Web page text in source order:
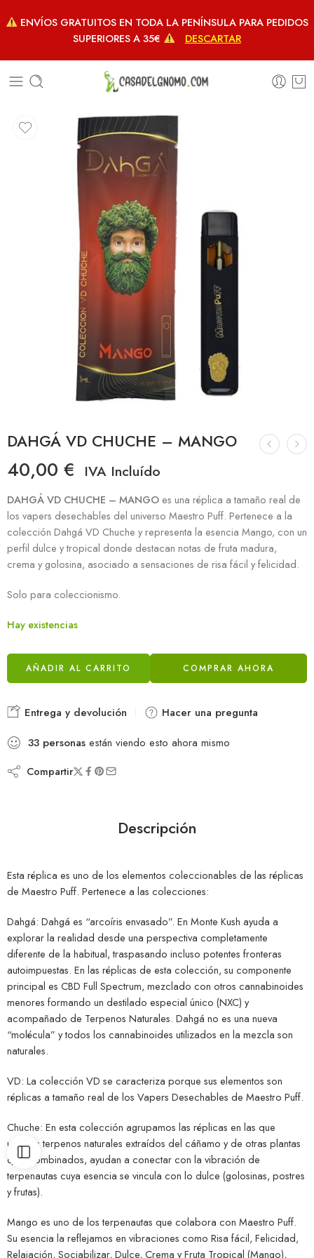
ENVÍOS GRATUITOS EN TODA LA PENÍNSULA PARA PEDIDOS
SUPERIORES A 35€
DESCARTAR
DAHGÁ VD CHUCHE – MANGO
40,00 € IVA Incluído
DAHGÁ VD CHUCHE – MANGO es una réplica a tamaño real de
los vapers desechables del universo Maestro Puff. Pertenece a la
colección Dahgá VD Chuche y representa la esencia Mango, con un
perfil dulce y tropical donde destacan notas de fruta madura,
crema y golosina, asociado a sensaciones de risa fácil y felicidad.
Solo para coleccionismo.
Hay existencias
AÑADIR AL CARRITO COMPRAR AHORA
Entrega y devolución
Hacer una pregunta
33 personas están viendo esto ahora mismo
Compartir
Descripción
Esta réplica es uno de los elementos coleccionables de las réplicas
de Maestro Puff. Pertenece a las colecciones:
Dahgá: Dahgá es “arcoíris envasado”. En Monte Kush ayuda a
explorar la realidad desde una perspectiva completamente
diferente de la habitual, traspasando incluso potentes fronteras
autoimpuestas. En las réplicas de esta colección, su componente
principal es CBD Full Spectrum, mezclado con otros cannabinoides
menores formando un destilado especial único (NXC) y
acompañado de Terpenos Naturales. Dahgá no es una nueva
“molécula” y todos los cannabinoides utilizados en la mezcla son
naturales.
VD: La colección VD se caracteriza porque sus elementos son
réplicas a tamaño real de los Vapers Desechables de Maestro Puff.
Chuche: En esta colección agrupamos las réplicas en las que
usamos terpenos naturales extraídos del cáñamo y de otras plantas
que, combinados, ayudan a conectar con la vibración de
terpenautas cuya esencia se vincula con lo dulce (golosinas, postres
y frutas).
Mango es uno de los terpenautas que colabora con Maestro Puff.
Su esencia la reflejamos en vibraciones como Risa fácil, Felicidad,
Relajación, Sociabilizar, Dulce, Crema y Fruta Tropical (Mango),